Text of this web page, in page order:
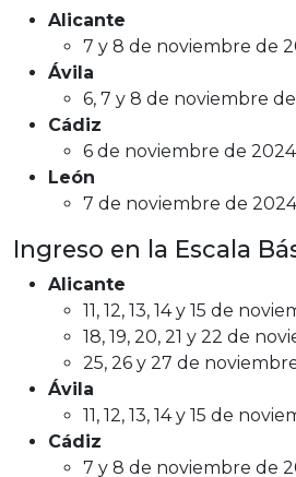
Alicante
7 y 8 de noviembre de
Ávila
6, 7 y 8 de noviembre
Cádiz
6 de noviembre de 2024
León
7 de noviembre de 2024
Ingreso en la Escala
Alicante
11, 12, 13, 14 y 15 de
18, 19, 20, 21 y 22 de
25, 26 y 27 de
Ávila
11, 12, 13, 14 y 15 de
Cádiz
7 y 8 de noviembre de